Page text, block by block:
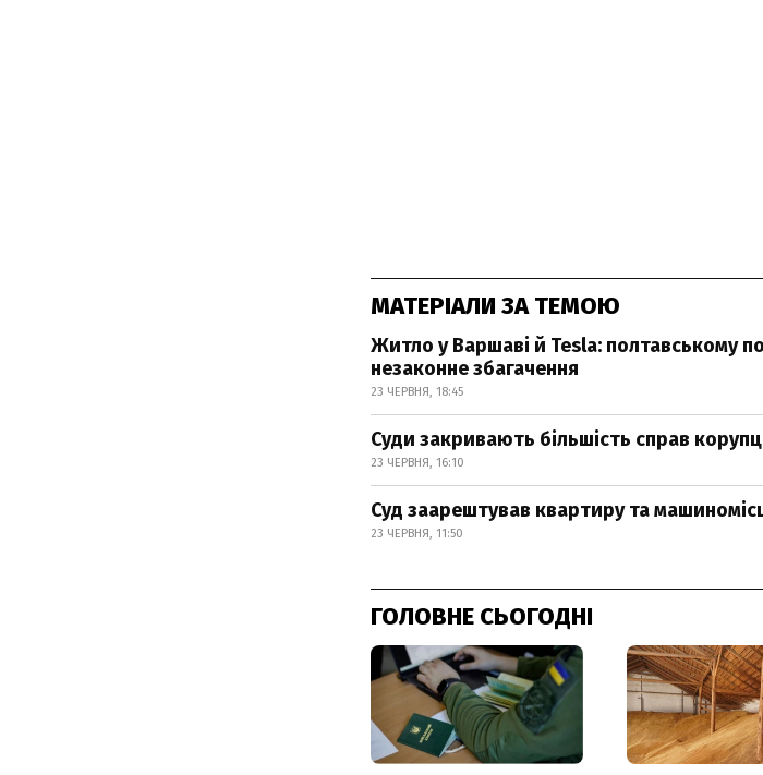
МАТЕРІАЛИ ЗА ТЕМОЮ
Житло у Варшаві й Tesla: полтавському
незаконне збагачення
23 ЧЕРВНЯ, 18:45
Суди закривають більшість справ
23 ЧЕРВНЯ, 16:10
Суд заарештував квартиру та
23 ЧЕРВНЯ, 11:50
ГОЛОВНЕ СЬОГОДНІ